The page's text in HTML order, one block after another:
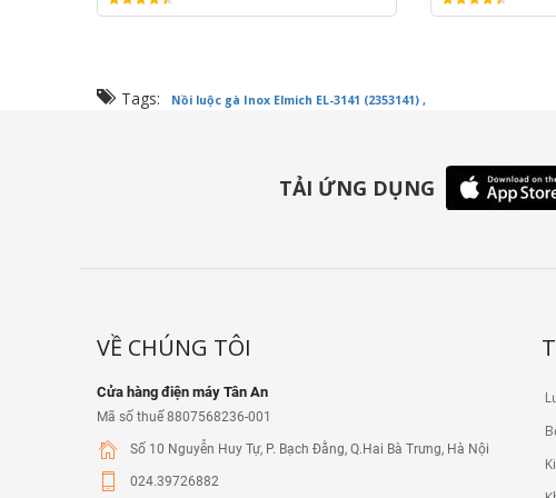
Tags: Nồi luộc gà Inox Elmich EL-3141 (2353141) ,
TẢI ỨNG DỤNG
VỀ CHÚNG TÔI
Cửa hàng điện máy Tân An
Mã số thuế 8807568236-001
Số 10 Nguyễn Huy Tự, P. Bạch Đằng, Q.Hai Bà Trưng, Hà Nội
024.39726882